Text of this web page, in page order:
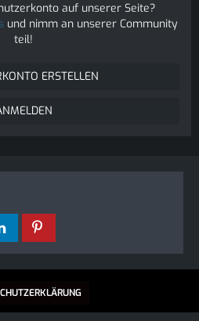
auf unserer Seite?
und nimm an unserer Community
teil!
ERSTELLEN